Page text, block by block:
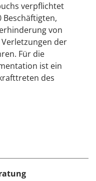
verpflichtet
von
der
Für die
ist ein
des